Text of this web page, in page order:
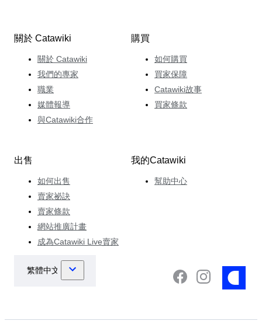
關於 Catawiki
關於 Catawiki
我們的專家
職業
媒體報導
與Catawiki合作
購買
如何購買
買家保障
Catawiki故事
買家條款
出售
如何出售
賣家祕訣
賣家條款
網站推廣計畫
成為Catawiki Live賣家
我的Catawiki
幫助中心